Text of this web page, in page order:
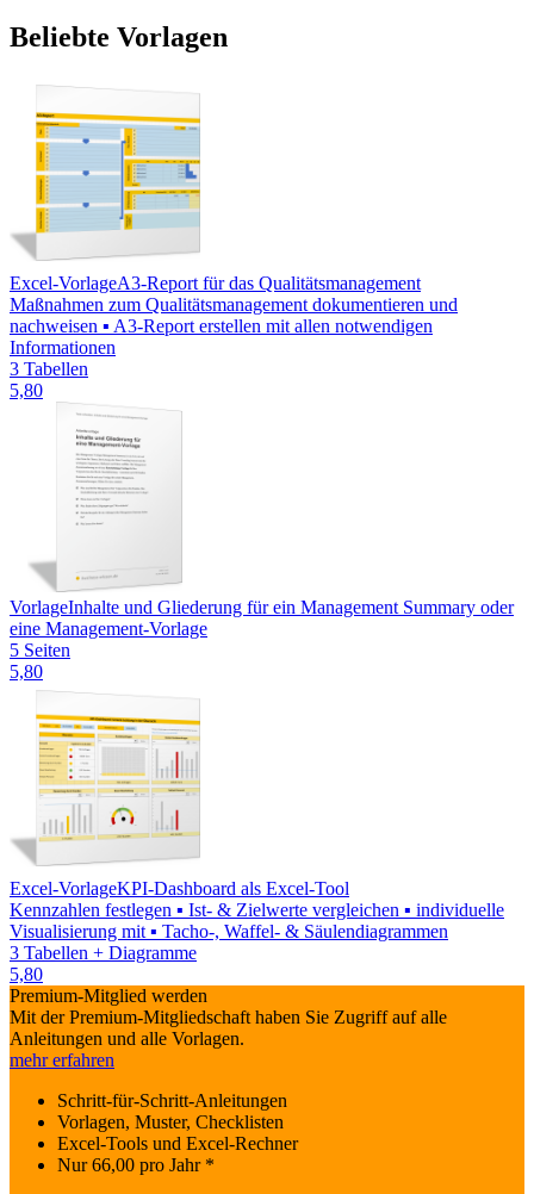
Beliebte Vorlagen
Excel-VorlageA3-Report für das Qualitätsmanagement
Maßnahmen zum Qualitätsmanagement dokumentieren und
nachweisen ▪ A3-Report erstellen mit allen notwendigen
Informationen
3 Tabellen
5,80
VorlageInhalte und Gliederung für ein Management Summary oder
eine Management-Vorlage
5 Seiten
5,80
Excel-VorlageKPI-Dashboard als Excel-Tool
Kennzahlen festlegen ▪ Ist- & Zielwerte vergleichen ▪ individuelle
Visualisierung mit ▪ Tacho-, Waffel- & Säulendiagrammen
3 Tabellen + Diagramme
5,80
Premium-Mitglied werden
Mit der Premium-Mitgliedschaft haben Sie Zugriff auf alle
Anleitungen und alle Vorlagen.
mehr erfahren
Schritt-für-Schritt-Anleitungen
Vorlagen, Muster, Checklisten
Excel-Tools und Excel-Rechner
Nur66,00 pro Jahr *